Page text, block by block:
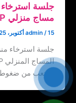
مساج منزلي VIP | اتصل بنا ‏‪0548728631
admin /15 أكتوبر، 2025
والتعب من